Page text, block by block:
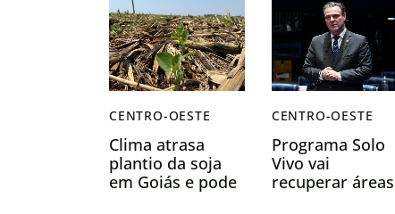
CENTRO-OESTE
Clima atrasa
plantio da soja
em Goiás e pode
CENTRO-OESTE
Programa Solo
Vivo vai
recuperar áreas